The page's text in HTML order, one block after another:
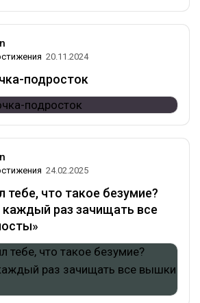
20.11.2024
подросток
24.02.2025
тебе, что такое безумие?
раз зачищать все